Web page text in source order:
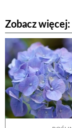
Zobacz więcej: